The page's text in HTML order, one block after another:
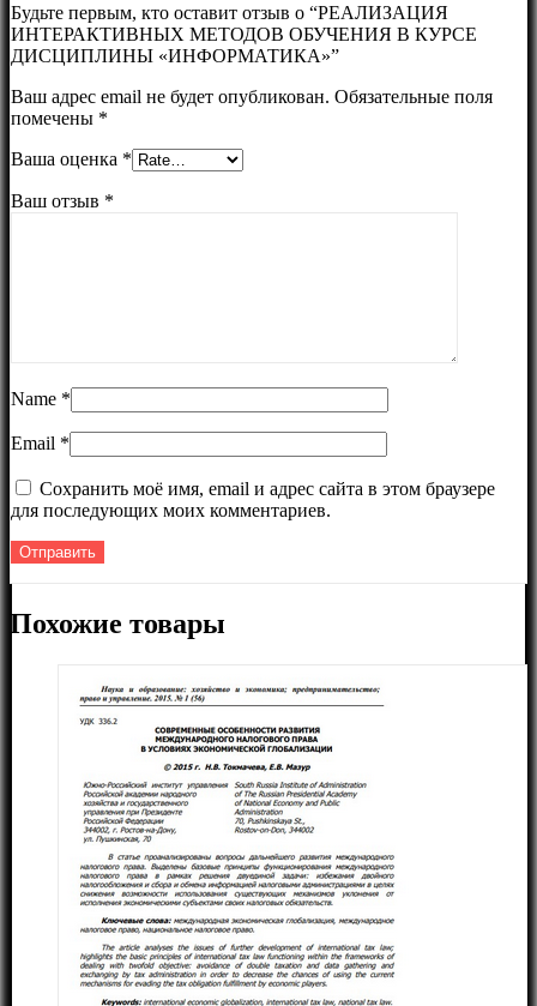
Будьте первым, кто оставит отзыв о “РЕАЛИЗАЦИЯ
ИНТЕРАКТИВНЫХ МЕТОДОВ ОБУЧЕНИЯ В КУРСЕ
ДИСЦИПЛИНЫ «ИНФОРМАТИКА»”
Ваш адрес email не будет опубликован. Обязательные поля
помечены *
Ваша оценка *
Ваш отзыв *
Name *
Email *
Сохранить моё имя, email и адрес сайта в этом браузере
для последующих моих комментариев.
Похожие товары